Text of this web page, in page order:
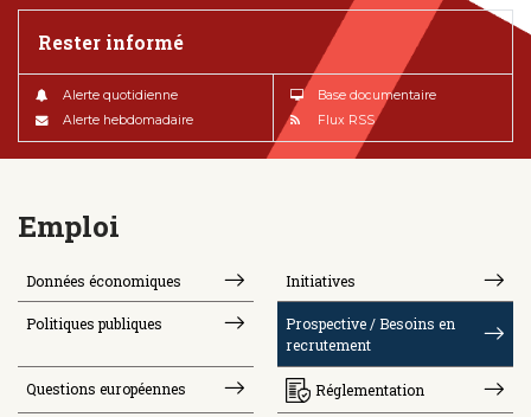
Rester informé
Alerte quotidienne
Alerte hebdomadaire
Base documentaire
Flux RSS
Emploi
Données économiques Initiatives
Politiques publiques
Prospective / Besoins en
recrutement
Questions européennes Réglementation